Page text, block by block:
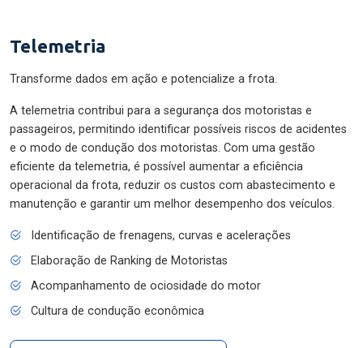
Telemetria
Transforme dados em ação e potencialize a frota.
A telemetria contribui para a segurança dos motoristas e
passageiros, permitindo identificar possíveis riscos de acidentes
e o modo de condução dos motoristas. Com uma gestão
eficiente da telemetria, é possível aumentar a eficiência
operacional da frota, reduzir os custos com abastecimento e
manutenção e garantir um melhor desempenho dos veículos.
Identificação de frenagens, curvas e acelerações
Elaboração de Ranking de Motoristas
Acompanhamento de ociosidade do motor
Cultura de condução econômica